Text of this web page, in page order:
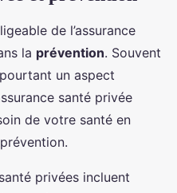
de l’assurance
la prévention. Souvent
un aspect
santé privée
de votre santé en
privées incluent